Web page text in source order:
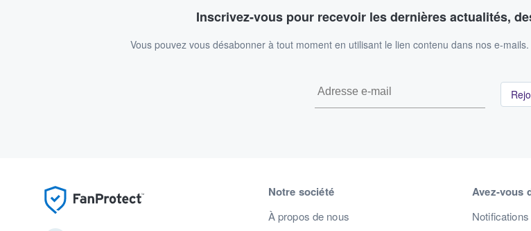
Inscrivez-vous pour recevoir les dernières actualités,
Vous pouvez vous désabonner à tout moment en utilisant le lien contenu dans nos e-
Notre société
À propos de nous
Avez-vous
Notifications